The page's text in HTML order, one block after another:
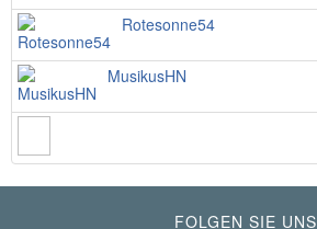
Rotesonne54
MusikusHN
FOLGEN SIE UNS